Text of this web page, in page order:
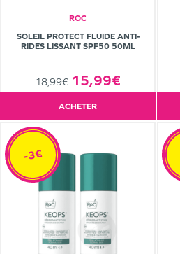
ROC
SOLEIL PROTECT FLUIDE ANTI-
RIDES LISSANT SPF50 50ML
18,99€ 15,99€
ACHETER
-3€